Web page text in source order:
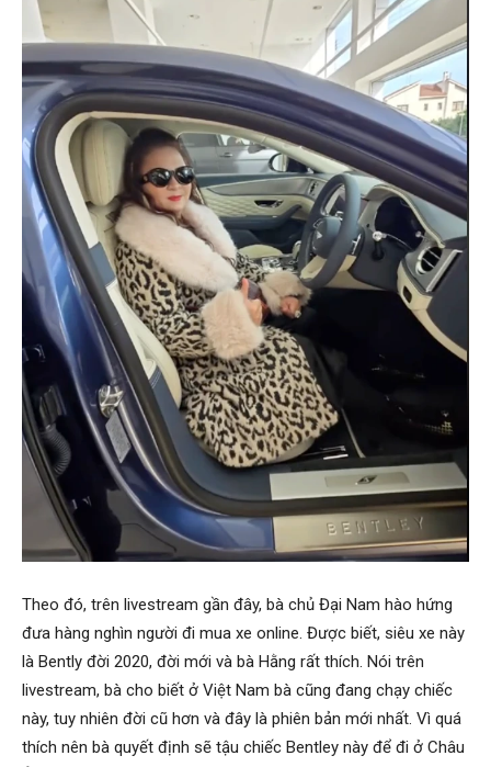
Theo đó, trên livestream gần đây, bà chủ Đại Nam hào hứng
đưa hàng nghìn người đi mua xe online. Được biết, siêu xe này
là Bently đời 2020, đời mới và bà Hằng rất thích. Nói trên
livestream, bà cho biết ở Việt Nam bà cũng đang chạy chiếc
này, tuy nhiên đời cũ hơn và đây là phiên bản mới nhất. Vì quá
thích nên bà quyết định sẽ tậu chiếc Bentley này để đi ở Châu